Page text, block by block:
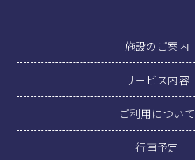
施設のご案内
サービス内容
ご利用について
行事予定